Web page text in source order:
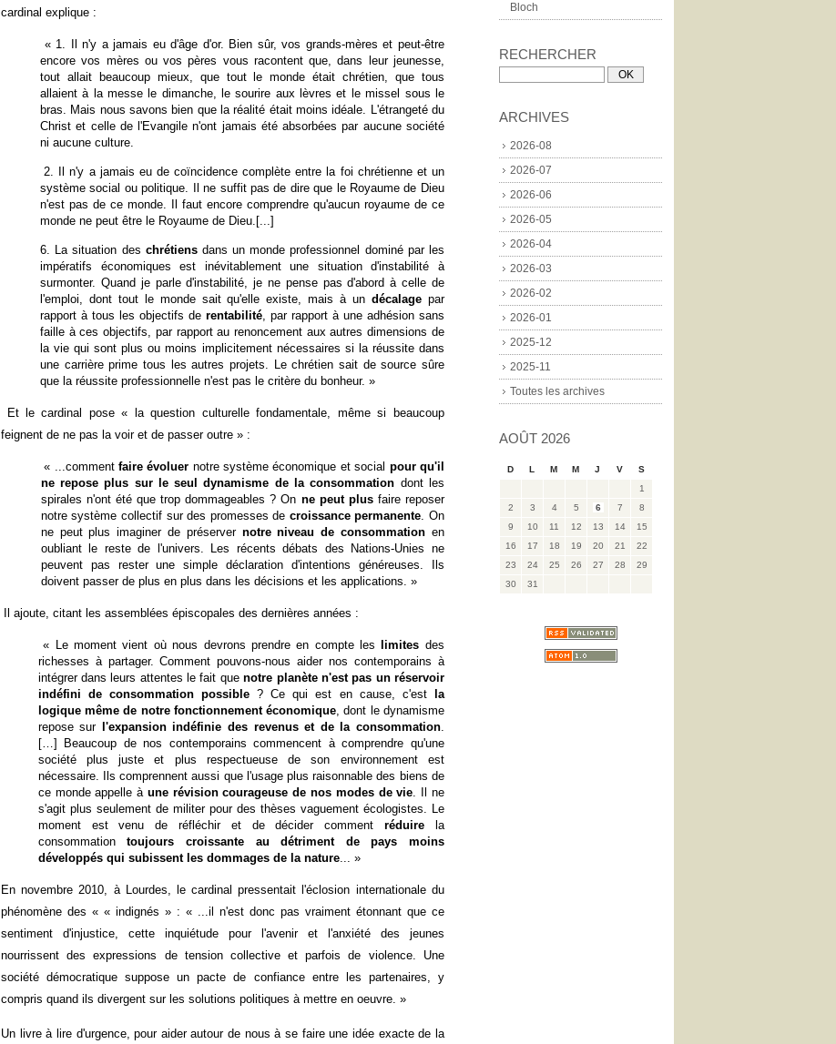
Bloch
RECHERCHER
ARCHIVES
2026-08
2026-07
2026-06
2026-05
2026-04
2026-03
2026-02
2026-01
2025-12
2025-11
Toutes les archives
AOÛT 2026
D L M M J V
S
1
2
3 4 5 6 7
8
9
10 11 12 13 14
15
16
17 18 19 20 21
22
23
24 25 26 27 28
29
30
31
cardinal explique :
« 1. Il n'y a jamais eu d'âge d'or. Bien sûr, vos grands-mères et peut-être
encore vos mères ou vos pères vous racontent que, dans leur jeunesse,
tout allait beaucoup mieux, que tout le monde était chrétien, que tous
allaient à la messe le dimanche, le sourire aux lèvres et le missel sous le
bras. Mais nous savons bien que la réalité était moins idéale. L'étrangeté du
Christ et celle de l'Evangile n'ont jamais été absorbées par aucune société
ni aucune culture.
2. Il n'y a jamais eu de coïncidence complète entre la foi chrétienne et un
système social ou politique. Il ne suffit pas de dire que le Royaume de Dieu
n'est pas de ce monde. Il faut encore comprendre qu'aucun royaume de ce
monde ne peut être le Royaume de Dieu.[...]
6. La situation des chrétiensdans un monde professionnel dominé par les
impératifs économiques est inévitablement une situation d'instabilité à
surmonter. Quand je parle d'instabilité, je ne pense pas d'abord à celle de
l'emploi, dont tout le monde sait qu'elle existe, mais à un décalagepar
rapport à tous les objectifs de rentabilité, par rapport à une adhésion sans
faille à ces objectifs, par rapport au renoncement aux autres dimensions de
la vie qui sont plus ou moins implicitement nécessaires si la réussite dans
une carrière prime tous les autres projets. Le chrétien sait de source sûre
que la réussite professionnelle n'est pas le critère du bonheur. »
Et le cardinal pose « la question culturelle fondamentale, même si beaucoup
feignent de ne pas la voir et de passer outre » :
« ...comment faire évoluer notre système économique et social pour qu'il
ne repose plus sur le seul dynamisme de la consommation dont les
spirales n'ont été que trop dommageables ? On ne peut plusfaire reposer
notre système collectif sur des promesses de croissance permanente . On
ne peut plus imaginer de préserver notre niveau de consommation en
oubliant le reste de l'univers. Les récents débats des Nations-Unies ne
peuvent pas rester une simple déclaration d'intentions généreuses. Ils
doivent passer de plus en plus dans les décisions et les applications. »
Il ajoute, citant les assemblées épiscopales des dernières années :
« Le moment vient où nous devrons prendre en compte les limites des
richesses à partager. Comment pouvons-nous aider nos contemporains à
intégrer dans leurs attentes le fait quenotre planète n'est pas un réservoir
indéfini de consommation possible? Ce qui est en cause, c'est
la
logique même de notre fonctionnement économique , dont le dynamisme
repose sur
l'expansion indéfinie des revenus et de la consommation.
[…] Beaucoup de nos contemporains commencent à comprendre qu'une
société plus juste et plus respectueuse de son environnement est
nécessaire. Ils comprennent aussi que l'usage plus raisonnable des biens de
ce monde appelle à une révision courageuse de nos modes de vie . Il ne
s'agit plus seulement de militer pour des thèses vaguement écologistes. Le
moment est venu de réfléchir et de décider commentréduire la
consommationtoujours croissante au détriment de pays moins
développés qui subissent les dommages de la nature... »
En novembre 2010, à Lourdes, le cardinal pressentait l'éclosion internationale du
phénomène des « « indignés » : « ...il n'est donc pas vraiment étonnant que ce
sentiment d'injustice, cette inquiétude pour l'avenir et l'anxiété des jeunes
nourrissent des expressions de tension collective et parfois de violence. Une
société démocratique suppose un pacte de confiance entre les partenaires, y
compris quand ils divergent sur les solutions politiques à mettre en oeuvre. »
Un livre à lire d'urgence, pour aider autour de nous à se faire une idée exacte de la